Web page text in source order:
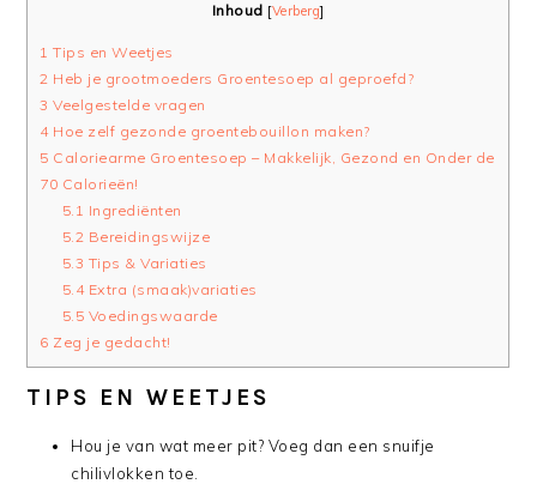
Inhoud [Verberg]
1 Tips en Weetjes
2 Heb je grootmoeders Groentesoep al geproefd?
3 Veelgestelde vragen
4Hoe zelf gezonde groentebouillon maken?
5 Caloriearme Groentesoep – Makkelijk, Gezond en Onder de
70 Calorieën!
5.1 Ingrediënten
5.2 Bereidingswijze
5.3 Tips & Variaties
5.4Extra (smaak)variaties
5.5 Voedingswaarde
6 Zeg je gedacht!
TIPS EN WEETJES
Hou je van wat meer pit? Voeg dan een snuifje
chilivlokken toe.